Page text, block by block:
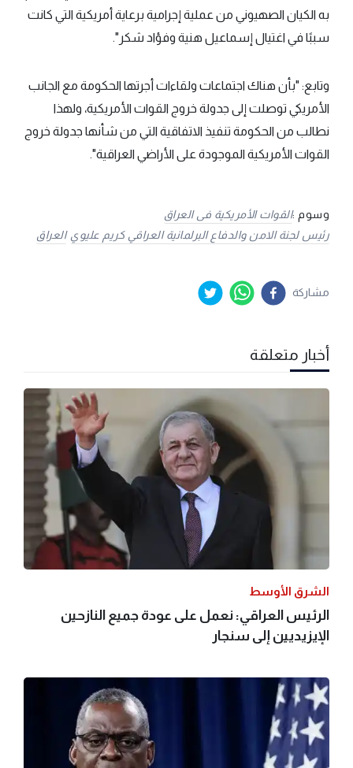
به الكيان الصهيوني من عملية إجرامية برعاية أمريكية التي كانت
سببًا في اغتيال إسماعيل هنية وفؤاد شكر".
وتابع: "بأن هناك اجتماعات ولقاءات أجرتها الحكومة مع الجانب
الأمريكي توصلت إلى جدولة خروج القوات الأمريكية، ولهذا
نطالب من الحكومة تنفيذ الاتفاقية التي من شأنها جدولة خروج
القوات الأمريكية الموجودة على الأراضي العراقية".
وسوم :القوات الأمريكية فى العراق
رئيس لجنة الامن والدفاع البرلمانية العراقي كريم عليوي العراق
مشاركة
أخبار متعلقة
الشرق الأوسط
الرئيس العراقي: نعمل على عودة جميع النازحين
الإيزيديين إلى سنجار